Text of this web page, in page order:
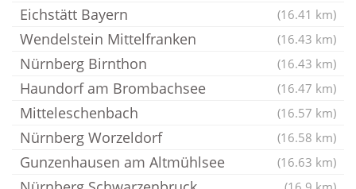
Eichstätt Bayern (16.41 km)
Wendelstein Mittelfranken (16.43 km)
Nürnberg Birnthon (16.43 km)
Haundorf am Brombachsee (16.47 km)
Mitteleschenbach (16.57 km)
Nürnberg Worzeldorf (16.58 km)
Gunzenhausen am Altmühlsee (16.63 km)